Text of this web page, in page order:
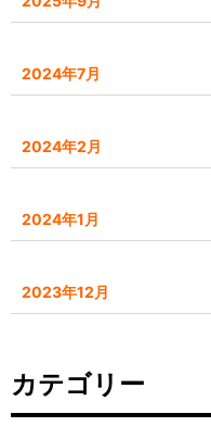
2024年7月
2024年2月
2024年1月
2023年12月
カテゴリー